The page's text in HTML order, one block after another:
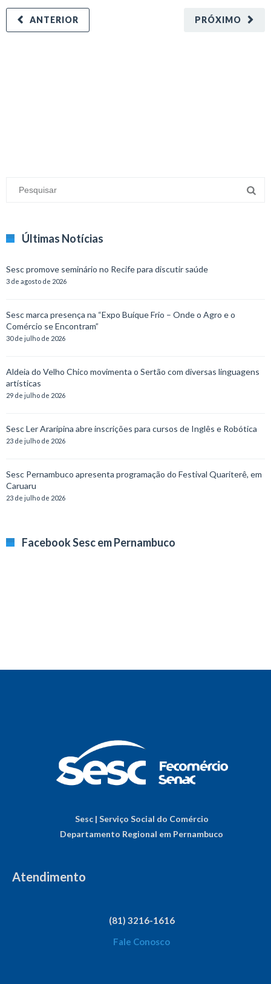
PRÓXIMO
ANTERIOR
Últimas Notícias
Sesc promove seminário no Recife para discutir saúde
3 de agosto de 2026
Sesc marca presença na “Expo Buíque Frio – Onde o Agro e o
Comércio se Encontram”
30 de julho de 2026
Aldeia do Velho Chico movimenta o Sertão com diversas linguagens
artísticas
29 de julho de 2026
Sesc Ler Araripina abre inscrições para cursos de Inglês e Robótica
23 de julho de 2026
Sesc Pernambuco apresenta programação do Festival Quariterê, em
Caruaru
23 de julho de 2026
Facebook Sesc em Pernambuco
Sesc | Serviço Social do Comércio
Departamento Regional em Pernambuco
Atendimento
(81) 3216-1616
Fale Conosco